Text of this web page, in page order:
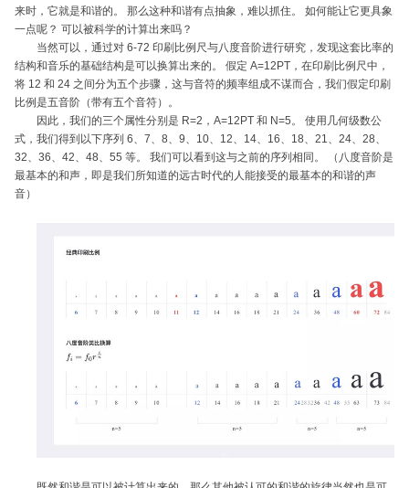
来时，它就是和谐的。 那么这种和谐有点抽象，难以抓住。 如何能让它更具象
一点呢？ 可以被科学的计算出来吗？
当然可以，通过对 6-72 印刷比例尺与八度音阶进行研究，发现这套比率的
结构和音乐的基础结构是可以换算出来的。 假定 A=12PT，在印刷比例尺中，
将 12 和 24 之间分为五个步骤，这与音符的频率组成不谋而合，我们假定印刷
比例是五音阶（带有五个音符）。
因此，我们的三个属性分别是 R=2，A=12PT 和 N=5。 使用几何级数公
式，我们得到以下序列 6、7、8、9、10、12、14、16、18、21、24、28、
32、36、42、48、55 等。 我们可以看到这与之前的序列相同。 （八度音阶是
最基本的和声，即是我们所知道的远古时代的人能接受的最基本的和谐的声
音）